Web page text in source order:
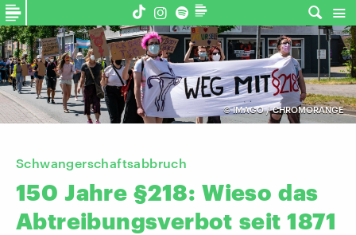
©IMAGO / CHROMORANGE
Schwangerschaftsabbruch
150 Jahre §218: Wieso das
Abtreibungsverbot seit 1871